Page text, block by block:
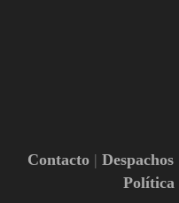
Contacto Despachos
Política